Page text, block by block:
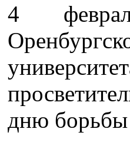
4
дню борьбы